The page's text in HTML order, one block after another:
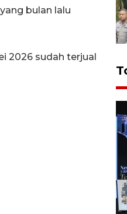
bulan lalu
2026 sudah terjual